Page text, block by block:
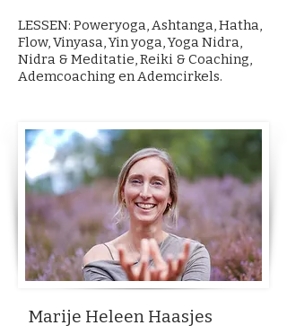
LESSEN: Poweryoga, Ashtanga, Hatha,
Flow, Vinyasa, Yin yoga, Yoga Nidra,
Nidra & Meditatie, Reiki & Coaching,
Ademcoaching en Ademcirkels.
Marije Heleen Haasjes